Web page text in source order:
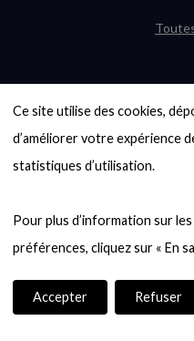
Ce site utilise des cookies,
d’améliorer votre expérience
statistiques d’utilisation.
Pour plus d’information sur
Accepter Refuser
6000
Quel avenir
Entre
quête